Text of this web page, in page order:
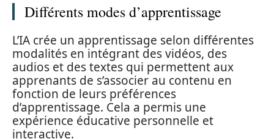
Différents modes d’apprentissage
L’IA crée un apprentissage selon différentes
modalités en intégrant des vidéos, des
audios et des textes qui permettent aux
apprenants de s’associer au contenu en
fonction de leurs préférences
d’apprentissage. Cela a permis une
expérience éducative personnelle et
interactive.